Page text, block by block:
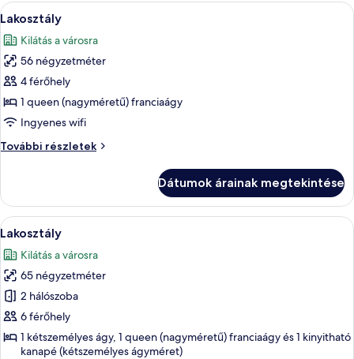
A
következő
szoba
összes
képének
megtekintése:
Lakosztály
Egy modern nappali, amelyben
15
Lakosztály
Kilátás a városra
56 négyzetméter
4 férőhely
1 queen (nagyméretű) franciaágy
Ingyenes wifi
További részletek
Lakosztály
Dátumok árainak megtekintése
A
következő
szoba
összes
képének
megtekintése:
Lakosztály
Egy modern nappali, amelyben
15
Lakosztály
Kilátás a városra
65 négyzetméter
2 hálószoba
6 férőhely
1 kétszemélyes ágy, 1 queen (nagyméretű) franciaágy és 1 kinyitható
kanapé (kétszemélyes ágyméret)